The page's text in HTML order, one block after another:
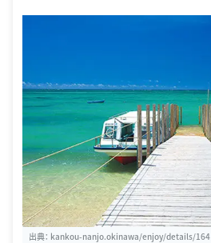
出典： kankou-nanjo.okinawa/enjoy/details/164